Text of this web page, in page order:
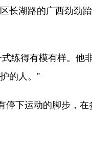
湖路的广西劲劲
得有模有样。他
的人。”
下运动的脚步，在